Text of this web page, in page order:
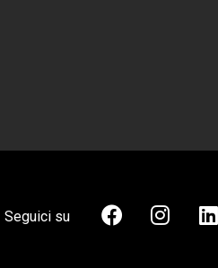
Seguici su